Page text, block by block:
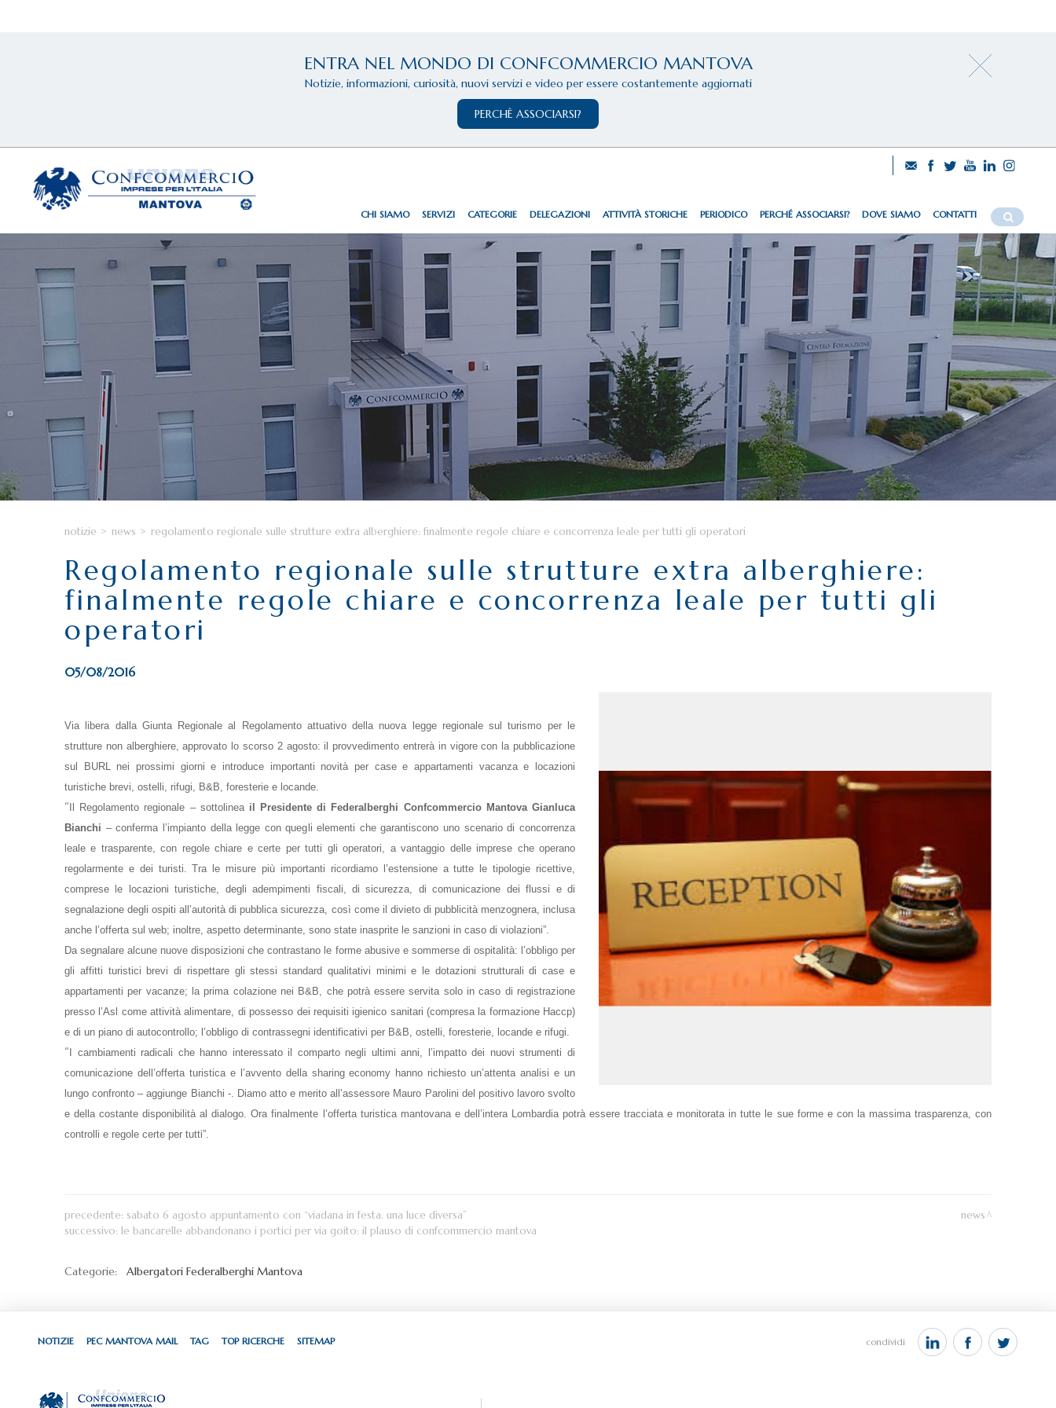
ENTRA NEL MONDO DI CONFCOMMERCIO MANTOVA
Notizie, informazioni, curiosità, nuovi servizi e video per essere costantemente aggiornati
PERCHÈ ASSOCIARSI?
CHI SIAMO SERVIZI CATEGORIE DELEGAZIONI ATTIVITÀ STORICHE PERIODICO PERCHÉ ASSOCIARSI? DOVE SIAMO CONTATTI
notizie > news > regolamento regionale sulle strutture extra alberghiere: finalmente regole chiare e concorrenza leale per tutti gli operatori
Regolamento regionale sulle strutture extra alberghiere:
finalmente regole chiare e concorrenza leale per tutti gli
operatori
05/08/2016
Via libera dalla Giunta Regionale al Regolamento attuativo della nuova legge regionale sul turismo per le
strutture non alberghiere, approvato lo scorso 2 agosto: il provvedimento entrerà in vigore con la pubblicazione
sul BURL nei prossimi giorni e introduce importanti novità per case e appartamenti vacanza e locazioni
turistiche brevi, ostelli, rifugi, B&B, foresterie e locande.
“ Il Regolamento regionale – sottolinea il Presidente di Federalberghi Confcommercio Mantova Gianluca
Bianchi – conferma l’impianto della legge con quegli elementi che garantiscono uno scenario di concorrenza
leale e trasparente, con regole chiare e certe per tutti gli operatori, a vantaggio delle imprese che operano
regolarmente e dei turisti. Tra le misure più importanti ricordiamo l’estensione a tutte le tipologie ricettive,
comprese le locazioni turistiche, degli adempimenti fiscali, di sicurezza, di comunicazione dei flussi e di
segnalazione degli ospiti all’autorità di pubblica sicurezza, così come il divieto di pubblicità menzognera, inclusa
anche l’offerta sul web; inoltre, aspetto determinante, sono state inasprite le sanzioni in caso di violazioni”.
Da segnalare alcune nuove disposizioni che contrastano le forme abusive e sommerse di ospitalità: l’obbligo per
gli affitti turistici brevi di rispettare gli stessi standard qualitativi minimi e le dotazioni strutturali di case e
appartamenti per vacanze; la prima colazione nei B&B, che potrà essere servita solo in caso di registrazione
presso l’Asl come attività alimentare, di possesso dei requisiti igienico sanitari (compresa la formazione Haccp)
e di un piano di autocontrollo; l’obbligo di contrassegni identificativi per B&B, ostelli, foresterie, locande e rifugi.
“ I cambiamenti radicali che hanno interessato il comparto negli ultimi anni, l’impatto dei nuovi strumenti di
comunicazione dell’offerta turistica e l’avvento della sharing economy hanno richiesto un’attenta analisi e un
lungo confronto – aggiunge Bianchi -. Diamo atto e merito all’assessore Mauro Parolini del positivo lavoro svolto
e della costante disponibilità al dialogo. Ora finalmente l’offerta turistica mantovana e dell’intera Lombardia potrà essere tracciata e monitorata in tutte le sue forme e con la massima trasparenza, con
controlli e regole certe per tutti”.
precedente: sabato 6 agosto appuntamento con “viadana in festa. una luce diversa”
successivo: le bancarelle abbandonano i portici per via goito: il plauso di confcommercio mantova
news
Categorie: Albergatori Federalberghi Mantova
NOTIZIE PEC MANTOVA MAIL TAG TOP RICERCHE SITEMAP condividi